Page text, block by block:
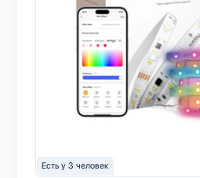
Есть у 3 человек